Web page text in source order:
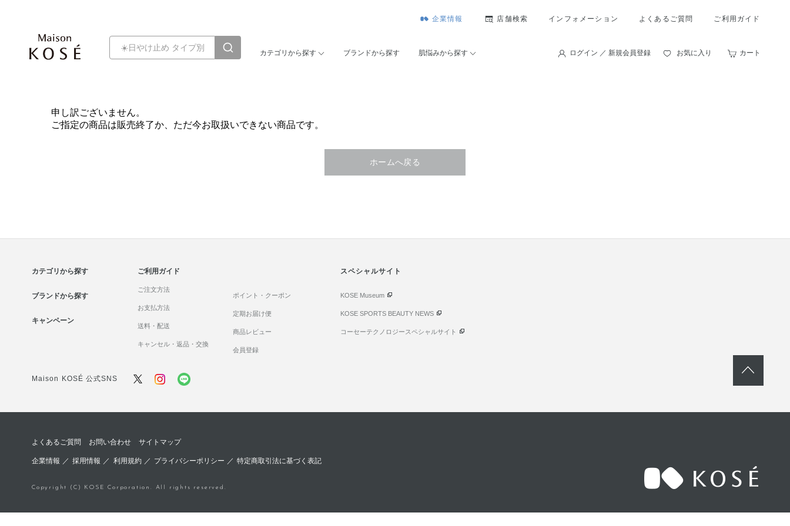
企業情報 店舗検索 インフォメーション よくあるご質問 ご利用ガイド
カテゴリから探す ブランドから探す 肌悩みから探す ログイン ／ 新規会員登録 お気に入り カート
申し訳ございません。
ご指定の商品は販売終了か、ただ今お取扱いできない商品です。
ホームへ戻る
カテゴリから探す
ブランドから探す
キャンペーン
ご利用ガイド
ご注文方法
お支払方法
送料・配送
キャンセル・返品・交換
ポイント・クーポン
定期お届け便
商品レビュー
会員登録
スペシャルサイト
KOSE Museum
KOSE SPORTS BEAUTY NEWS
コーセーテクノロジースペシャルサイト
Maison KOSÉ 公式SNS
よくあるご質問 お問い合わせ サイトマップ
企業情報 ／採用情報 ／ 利用規約／ プライバシーポリシー ／ 特定商取引法に基づく表記
Copyright (C) KOSE Corporation. All rights reserved.